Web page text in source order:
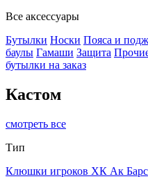
Все аксессуары
Бутылки Носки Пояса и
баулы Гамаши Защита
бутылки на заказ
Кастом
смотреть все
Тип
Клюшки игроков ХК Ак Барс